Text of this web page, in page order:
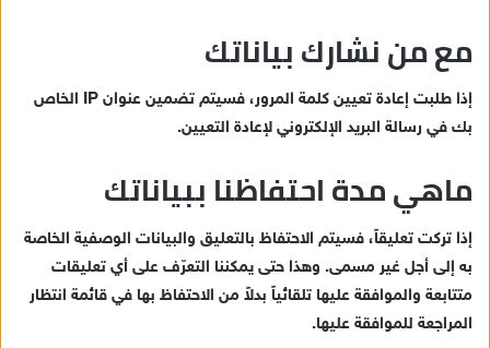
مع من نشارك بياناتك
إذا طلبت إعادة تعيين كلمة المرور، فسيتم تضمين عنوان IP الخاص
بك في رسالة البريد الإلكتروني لإعادة التعيين.
ماهي مدة احتفاظنا ببياناتك
إذا تركت تعليقاً، فسيتم الاحتفاظ بالتعليق والبيانات الوصفية الخاصة
به إلى أجل غير مسمى. وهذا حتى يمكننا التعرّف على أي تعليقات
متتابعة والموافقة عليها تلقائياً بدلاً من الاحتفاظ بها في قائمة انتظار
المراجعة للموافقة عليها.